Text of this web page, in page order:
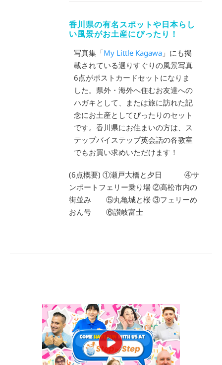
香川県の有名スポットや日本らし
い風景がお土産にぴったり！
写真集「My Little Kagawa 」にも掲
載されている選りすぐりの風景写真
6点がポストカードセットになりま
した。県外・海外へ住むお友達への
ハガキとして、または旅に訪れた記
念にお土産としてぴったりのセット
です。香川県にお住まいの方は、ス
テップバイステップ英会話の各教室
でもお買い求めいただけます！
(6点概要) ①瀬戸大橋と夕日 ④サ
ンポートフェリー乗り場 ②高松市内の
街並み ⑤丸亀城と桜 ③フェリーめ
おん号 ⑥讃岐富士